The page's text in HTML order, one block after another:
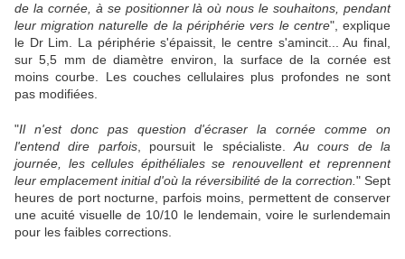
de la cornée, à se positionner là où nous le souhaitons, pendant
leur migration naturelle de la périphérie vers le centre", explique
le Dr Lim. La périphérie s'épaissit, le centre s'amincit... Au final,
sur 5,5 mm de diamètre environ, la surface de la cornée est
moins courbe. Les couches cellulaires plus profondes ne sont
pas modifiées.
"Il n'est donc pas question d'écraser la cornée comme on
l'entend dire parfois, poursuit le spécialiste.Au cours de la
journée, les cellules épithéliales se renouvellent et reprennent
leur emplacement initial d'où la réversibilité de la correction. " Sept
heures de port nocturne, parfois moins, permettent de conserver
une acuité visuelle de 10/10 le lendemain, voire le surlendemain
pour les faibles corrections.